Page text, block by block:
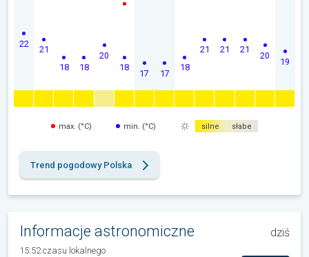
22
21
18 18
20
18
17 17
18
21 21 21
20
19
max. (°C) min. (°C) silne słabe
Trend pogodowy Polska
Informacje astronomiczne dziś
15:52 czasu lokalnego